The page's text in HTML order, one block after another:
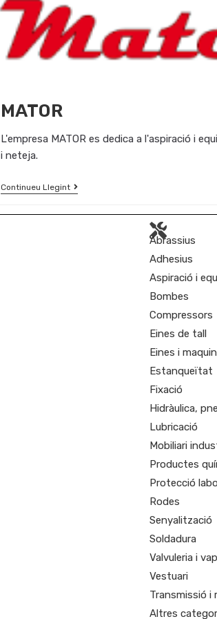
MATOR
L'empresa MATOR es dedica a l'aspiració i
i neteja.
Continueu Llegint
Abrassius
Adhesius
Aspiració i
Bombes
Compressors
Eines de tall
Eines i
Estanqueïtat
Fixació
Hidràulica,
Lubricació
Mobiliari
Productes
Protecció
Rodes
Senyalització
Soldadura
Valvuleria i
Vestuari
Transmissió i
Altres